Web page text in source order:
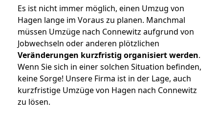
Es ist nicht immer möglich, einen Umzug von
Hagen lange im Voraus zu planen. Manchmal
müssen Umzüge nach Connewitz aufgrund von
Jobwechseln oder anderen plötzlichen
Veränderungen kurzfristig organisiert werden.
Wenn Sie sich in einer solchen Situation befinden,
keine Sorge! Unsere Firma ist in der Lage, auch
kurzfristige Umzüge von Hagen nach Connewitz
zu lösen.